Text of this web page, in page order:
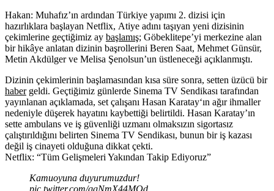
Hakan: Muhafız’ın ardından Türkiye yapımı 2. dizisi için
hazırlıklara başlayan Netflix, Atiye adını taşıyan yeni dizisinin
çekimlerine geçtiğimiz ay başlamış; Göbeklitepe’yi merkezine alan
bir hikâye anlatan dizinin başrollerini Beren Saat, Mehmet Günsür,
Metin Akdülger ve Melisa Şenolsun’un üstleneceği açıklanmıştı.
Dizinin çekimlerinin başlamasından kısa süre sonra, setten üzücü bir
habergeldi. Geçtiğimiz günlerde Sinema TV Sendikası tarafından
yayınlanan açıklamada, set çalışanı Hasan Karatay‘ın ağır ihmaller
nedeniyle düşerek hayatını kaybettiği belirtildi. Hasan Karatay’ın
sette ambulans ve iş güvenliği uzmanı olmaksızın sigortasız
çalıştırıldığını belirten Sinema TV Sendikası, bunun bir iş kazası
değil iş cinayeti olduğuna dikkat çekti.
Netflix: “Tüm Gelişmeleri Yakından Takip Ediyoruz”
Kamuoyuna duyurumuzdur!
pic.twitter.com/qgNmX44MQd